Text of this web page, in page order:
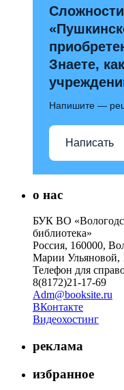
Знаете,
Напишите —
Написать
о нас
БУК ВО
библиотека»
Россия, 160000,
Марии Ульяновой,
Телефон для
8(8172)21-17-69
Adm@booksite.ru
ВКонтакте
Видеохостинг
реклама
избранное